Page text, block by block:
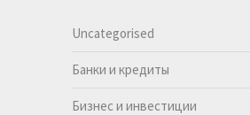
Uncategorised
Банки и кредиты
Бизнес и инвестиции